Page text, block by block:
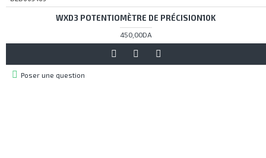
WXD3 POTENTIOMÈTRE DE PRÉCISION10K
450,00DA
Poser une question